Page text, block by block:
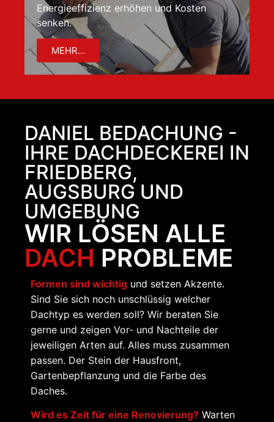
Energieeffizienz erhöhen und Kosten
senken.
MEHR...
DANIEL BEDACHUNG -
IHRE DACHDECKEREI IN
FRIEDBERG,
AUGSBURG UND
UMGEBUNG
WIR LÖSEN ALLE
DACH PROBLEME
Formen sind wichtig und setzen Akzente.
Sind Sie sich noch unschlüssig welcher
Dachtyp es werden soll? Wir beraten Sie
gerne und zeigen Vor- und Nachteile der
jeweiligen Arten auf. Alles muss zusammen
passen. Der Stein der Hausfront,
Gartenbepflanzung und die Farbe des
Daches.
Wird es Zeit für eine Renovierung? Warten